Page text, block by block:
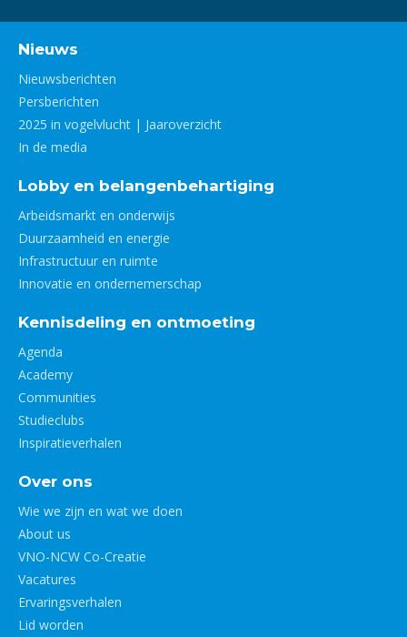
Nieuws
Nieuwsberichten
Persberichten
2025 in vogelvlucht | Jaaroverzicht
In de media
Lobby en belangenbehartiging
Arbeidsmarkt en onderwijs
Duurzaamheid en energie
Infrastructuur en ruimte
Innovatie en ondernemerschap
Kennisdeling en ontmoeting
Agenda
Academy
Communities
Studieclubs
Inspiratieverhalen
Over ons
Wie we zijn en wat we doen
About us
VNO-NCW Co-Creatie
Vacatures
Ervaringsverhalen
Lid worden